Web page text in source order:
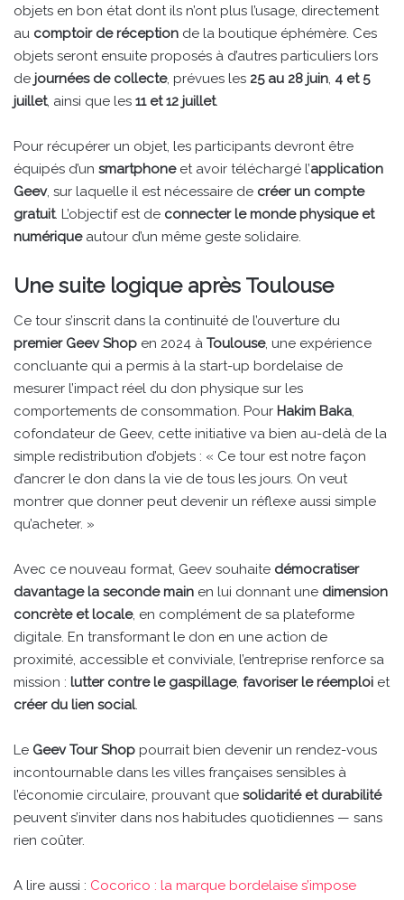
objets en bon état dont ils n’ont plus l’usage, directement
au comptoir de réception de la boutique éphémère. Ces
objets seront ensuite proposés à d’autres particuliers lors
de journées de collecte, prévues les 25 au 28 juin, 4 et 5
juillet, ainsi que les 11 et 12 juillet.
Pour récupérer un objet, les participants devront être
équipés d’un smartphoneet avoir téléchargé l’application
Geev, sur laquelle il est nécessaire de créer un compte
gratuit. L’objectif est de connecter le monde physique et
numériqueautour d’un même geste solidaire.
Une suite logique après Toulouse
Ce tour s’inscrit dans la continuité de l’ouverture du
premier Geev Shop en 2024 à Toulouse, une expérience
concluante qui a permis à la start-up bordelaise de
mesurer l’impact réel du don physique sur les
comportements de consommation. Pour Hakim Baka,
cofondateur de Geev, cette initiative va bien au-delà de la
simple redistribution d’objets : « Ce tour est notre façon
d’ancrer le don dans la vie de tous les jours. On veut
montrer que donner peut devenir un réflexe aussi simple
qu’acheter. »
Avec ce nouveau format, Geev souhaite démocratiser
davantage la seconde main en lui donnant une dimension
concrète et locale, en complément de sa plateforme
digitale. En transformant le don en une action de
proximité, accessible et conviviale, l’entreprise renforce sa
mission : lutter contre le gaspillage, favoriser le réemploi et
créer du lien social.
Le Geev Tour Shop pourrait bien devenir un rendez-vous
incontournable dans les villes françaises sensibles à
l’économie circulaire, prouvant que solidarité et durabilité
peuvent s’inviter dans nos habitudes quotidiennes — sans
rien coûter.
A lire aussi : Cocorico : la marque bordelaise s’impose